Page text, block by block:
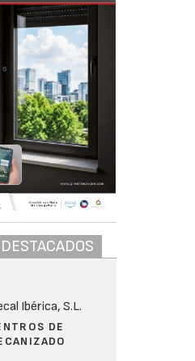
Ibérica, S.L.
DE